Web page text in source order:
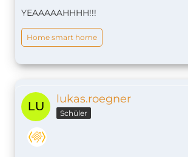
YEAAAAAHHHH!!!
Home smart home
lukas.roegner
Schüler